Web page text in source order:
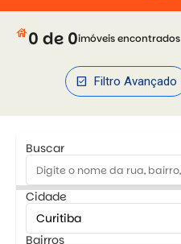
house0 de 0imóveis encontrados
check_box Filtro Avançado
Buscar
Cidade
Bairros